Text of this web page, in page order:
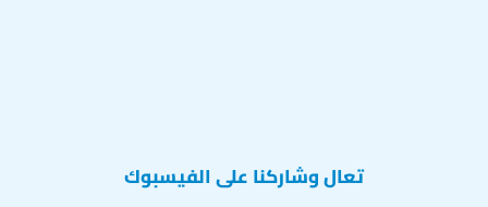
تعال وشاركنا على الفيسبوك